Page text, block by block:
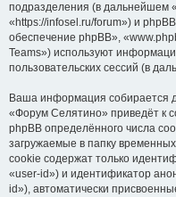
подразделения (в
«https://infosel.ru/forum») и
обеспечение phpBB»,
Teams») используют
пользовательских сессий (в
Ваша информация собирается
«Форум Селятино» приведёт к
phpBB определённого числа
загружаемые в папку
cookie содержат только
«user-id») и идентификатор
id»), автоматически